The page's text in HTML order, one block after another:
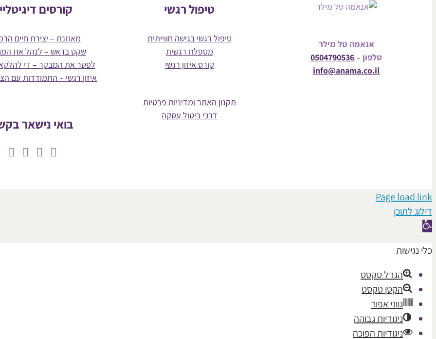
אנאמה טל מילר
טלפון –0504790536
info@anama.co.il
טיפול רגשי
טיפול רגשי בגישה חווייתית
מטפלת רגשית
קורס איזון רגשי
תקנון האתר ומדיניות פרטיות
דרכי ביטול עסקה
קורסים
מאוזנת – יצירת חיים
שקט בראש – לנהל את
לפטר את המבקר – די
איזון רגשי – התמודדות עם
בואי נישאר
Page load link
דילוג לתוכן
פתח
נגישות
כלי נגישות
הגדל טקסט
הקטן טקסט
גווני אפור
ניגודיות גבוהה
ניגודיות הפוכה